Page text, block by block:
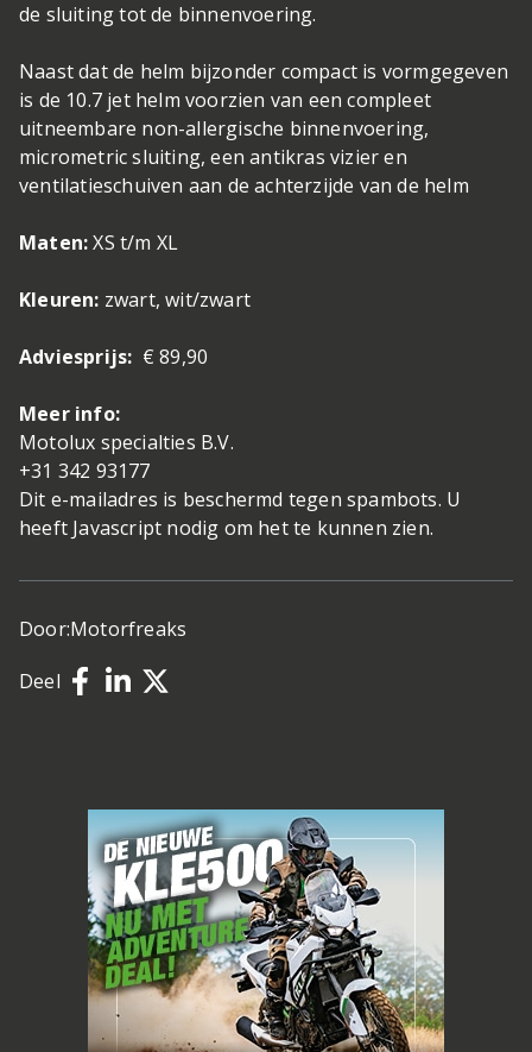
de sluiting tot de binnenvoering.
Naast dat de helm bijzonder compact is vormgegeven
is de 10.7 jet helm voorzien van een compleet
uitneembare non-allergische binnenvoering,
micrometric sluiting, een antikras vizier en
ventilatieschuiven aan de achterzijde van de helm
Maten:XS t/m XL
Kleuren: zwart, wit/zwart
Adviesprijs: € 89,90
Meer info:
Motolux specialties B.V.
+31 342 93177
Dit e-mailadres is beschermd tegen spambots. U
heeft Javascript nodig om het te kunnen zien.
Door:Motorfreaks
Deel